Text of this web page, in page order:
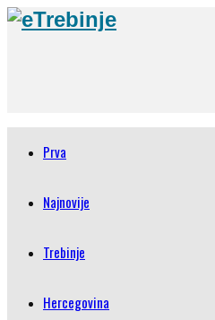
Prva
Najnovije
Trebinje
Hercegovina